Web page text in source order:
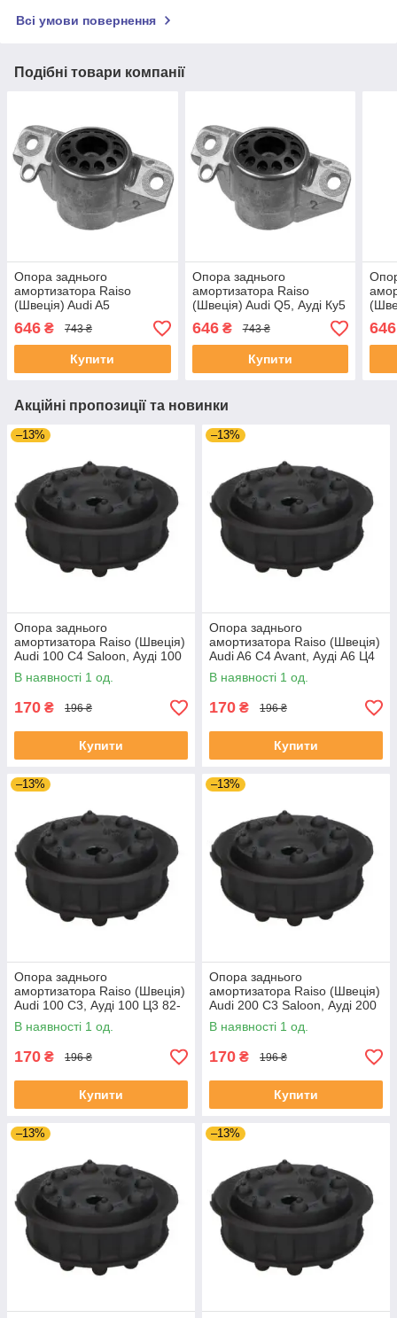
Всі умови повернення
Подібні товари компанії
Опора заднього
амортизатора Raiso
(Швеція) Audi A5
Sportback, Ауді А5
Спортбек 09 - #RC8K0353
UARSZAY4
646 ₴ 743 ₴
Купити
Опора заднього
амортизатора Raiso
(Швеція) Audi Q5, Ауді Ку5
07 - #RC8K0353
UAMYYQM4
646₴ 743 ₴
Купити
А4
646
Акційні пропозиції та новинки
–13%
Опора заднього
амортизатора Raiso (Швеція)
Audi 100 C4 Saloon, Ауді 100
Ц4 Седан 90 - #RC09701
UASACIO4
В наявності 1 од.
170 ₴ 196 ₴
Купити
–13%
Опора заднього
амортизатора Raiso (Швеція)
Audi A6 C4 Avant, Ауді А6 Ц4
94 - #RC09701 UAYJKDW4
В наявності 1 од.
170 ₴ 196 ₴
Купити
–13%
Опора заднього
амортизатора Raiso (Швеція)
Audi 100 C3, Ауді 100 Ц3 82-
#RC09701 UAZTKVE4
В наявності 1 од.
170 ₴ 196 ₴
Купити
–13%
Опора заднього
амортизатора Raiso (Швеція)
Audi 200 C3 Saloon, Ауді 200
Ц3 Седан 85- #RC09701
UAKVYMZ4
В наявності 1 од.
170 ₴ 196 ₴
Купити
–13% –13%